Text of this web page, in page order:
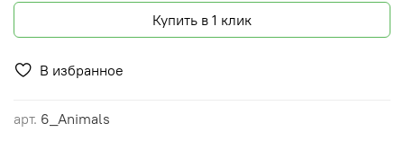
В избранное
арт. 6_Animals
Купить в 1 клик